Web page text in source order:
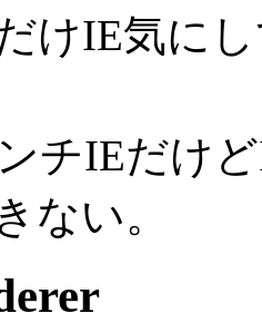
けIE気に
チIEだけ
ない。